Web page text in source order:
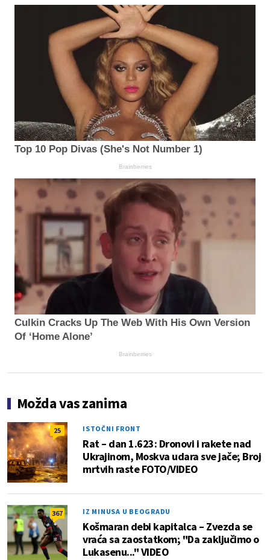
Top 10 Pop Divas (She's Not Number 1)
Brainberries
Culkin Cracks Up The Web With His Own Version
Of ‘Home Alone’
Brainberries
Možda vas zanima
25 ISTOČNI FRONT
Rat – dan 1.623: Dronovi i rakete nad
Ukrajinom, Moskva udara sve jače; Broj
mrtvih raste FOTO/VIDEO
367 IZ MINUSA U BEOGRADU
Košmaran debi kapitalca – Zvezda se
vraća sa zaostatkom; "Da zaključimo o
Lukasenu..." VIDEO